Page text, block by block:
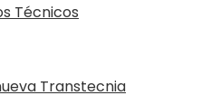
Técnicos
Transtecnia